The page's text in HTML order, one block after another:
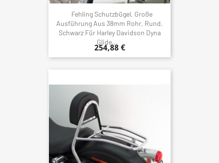
Fehling Schutzbügel, Große
Ausführung Aus 38mm Rohr, Rund,
Schwarz Für Harley Davidson Dyna
Glide...
254,88 €